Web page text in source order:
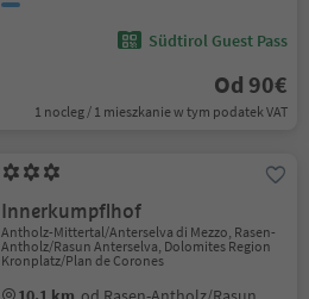
Südtirol Guest Pass
Od 90€
1 nocleg / 1 mieszkanie w tym podatek VAT
Innerkumpflhof
Antholz-Mittertal/Anterselva di Mezzo, Rasen-
Antholz/Rasun Anterselva, Dolomites Region
Kronplatz/Plan de Corones